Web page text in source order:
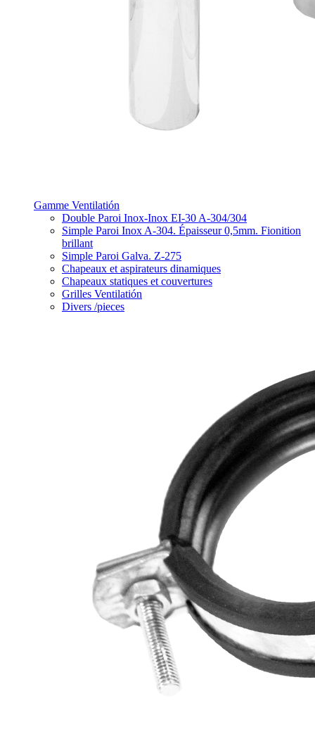
Gamme Ventilatión
Double Paroi Inox-Inox EI-30 A-304/304
Simple Paroi Inox A-304. Épaisseur 0,5mm. Fionition
brillant
Simple Paroi Galva. Z-275
Chapeaux et aspirateurs dinamiques
Chapeaux statiques et couvertures
Grilles Ventilatión
Divers /pieces